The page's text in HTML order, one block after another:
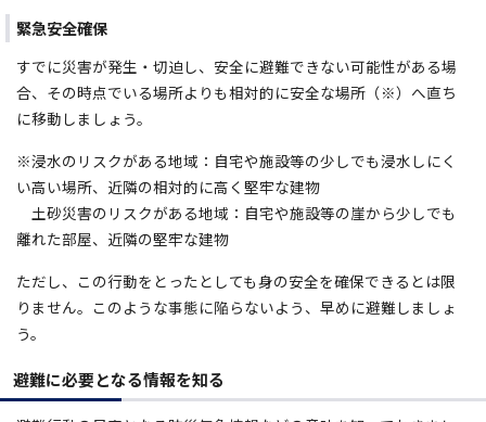
緊急安全確保
すでに災害が発生・切迫し、安全に避難できない可能性がある場
合、その時点でいる場所よりも相対的に安全な場所（※）へ直ち
に移動しましょう。
※浸水のリスクがある地域：自宅や施設等の少しでも浸水しにく
い高い場所、近隣の相対的に高く堅牢な建物
土砂災害のリスクがある地域：自宅や施設等の崖から少しでも
離れた部屋、近隣の堅牢な建物
ただし、この行動をとったとしても身の安全を確保できるとは限
りません。このような事態に陥らないよう、早めに避難しましょ
う。
避難に必要となる情報を知る